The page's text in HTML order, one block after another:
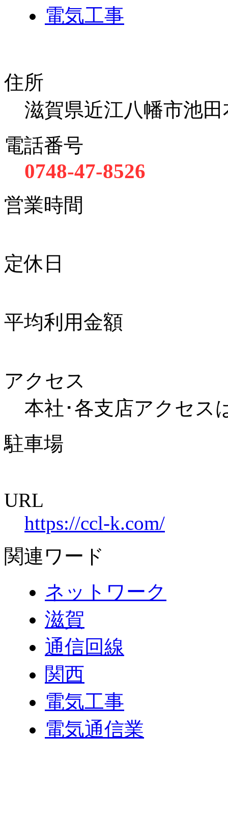
電気工事
住所
滋賀県近江八幡市池田
電話番号
0748-47-8526
営業時間
定休日
平均利用金額
アクセス
本社･各支店アクセス
駐車場
URL
https://ccl-k.com/
関連ワード
ネットワーク
滋賀
通信回線
関西
電気工事
電気通信業